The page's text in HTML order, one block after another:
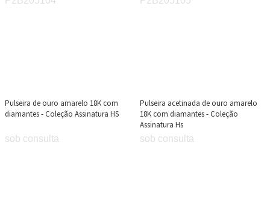
Pulseira de ouro amarelo 18K com
diamantes - Coleção Assinatura HS
sob consulta
Pulseira acetinada de ouro amarelo
18K com diamantes - Coleção
Assinatura Hs
sob consulta